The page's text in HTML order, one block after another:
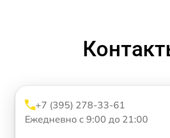
+7 (395) 278-33-61
Ежедневно с 9:00 до 21:00